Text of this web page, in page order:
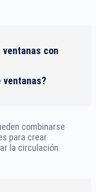
ventanas con
combinarse
para crear
la circulación